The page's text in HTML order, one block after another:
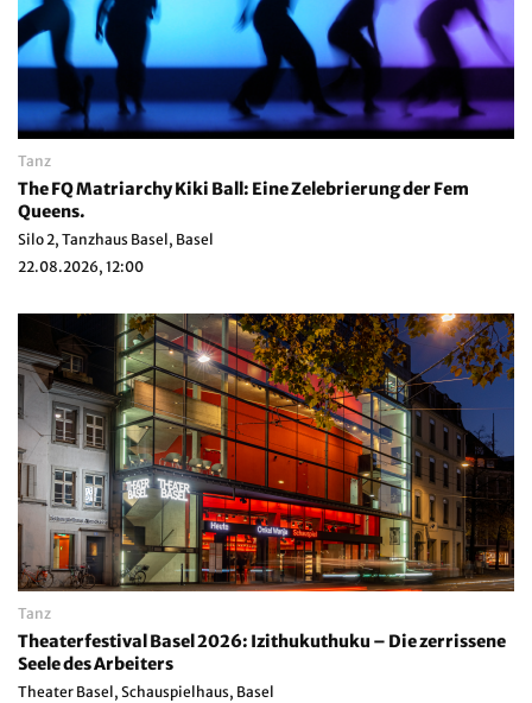
Tanz
The FQ Matriarchy Kiki Ball: Eine Zelebrierung der Fem
Queens.
Silo 2, Tanzhaus Basel, Basel
22.08.2026, 12:00
Tanz
Theaterfestival Basel 2026: Izithukuthuku – Die zerrissene
Seele des Arbeiters
Theater Basel, Schauspielhaus, Basel